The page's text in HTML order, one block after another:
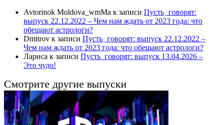
Avtorinok Moldova_wmMa к записи Пусть˲ говорят:
выпуск 22.12.2022 – Чем нам ждать от 2023 года: что
обещают астрологи?
Dmitrov к записи Пусть˲ говорят: выпуск 22.12.2022 –
Чем нам ждать от 2023 года: что обещают астрологи?
Лариса к записи Пусть_говорят: выпуск 13.04.2026 –
Это чудо!
Смотрите другие выпуски